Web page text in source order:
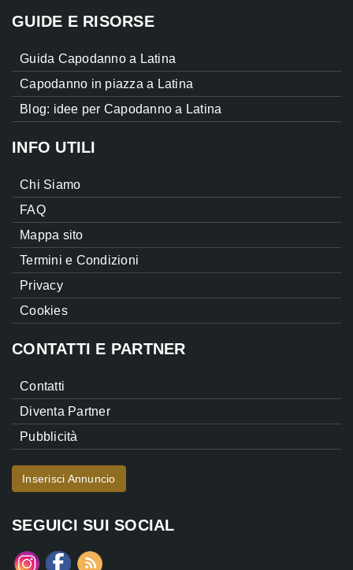
GUIDE E RISORSE
Guida Capodanno a Latina
Capodanno in piazza a Latina
Blog: idee per Capodanno a Latina
INFO UTILI
Chi Siamo
FAQ
Mappa sito
Termini e Condizioni
Privacy
Cookies
CONTATTI E PARTNER
Contatti
Diventa Partner
Pubblicità
Inserisci Annuncio
SEGUICI SUI SOCIAL